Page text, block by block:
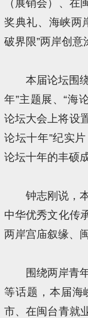
（展销会）、在
奖典礼、海峡两
破界限”两岸创意
本届论坛围
年”主题展、“海
论坛大会上将设
论坛十年”纪实
论坛十年的丰硕
钟志刚说，
中华优秀文化传
两岸宫庙叙缘、
围绕两岸青
等话题，本届海
市、在闽台青就